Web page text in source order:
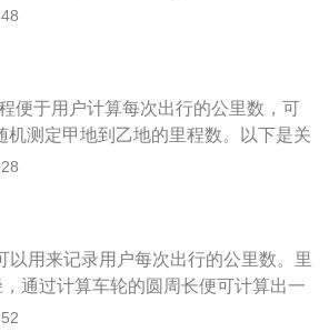
以作为记录走计划路线的路程里程。
以已行驶的实际里程。按一下切换按
的里程数。在起步之前，将里程表切
个数就是你想知道的里程。2、本次
程表还包括由连接同一信号源的两个
程。本次里程通常有四位数，供短期
便于用户计算每次出行的公里数，可
机测定甲地到乙地的里程数。以下是关
最小单位是0.1公里，基本的计算方
的行程数，用户用一般方法不能清
以很方便地计算出百公里油耗，而且
到旁边的“reset”按键，字面翻译是重
计里程。3、车辆如何计算油耗：在
常用车跑里程。等到下一次加油时，
用来记录用户每次出行的公里数。里
通过计算车轮的圆周长便可计算出一
除以一里路对应的转数就可得到行驶